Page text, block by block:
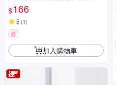
$166
5 (1)
券
加入購物車